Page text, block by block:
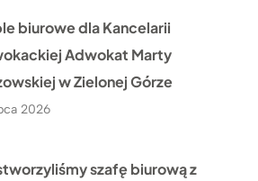
biurowe dla Kancelarii
Adwokat Marty
w Zielonej Górze
2026
szafę biurową z